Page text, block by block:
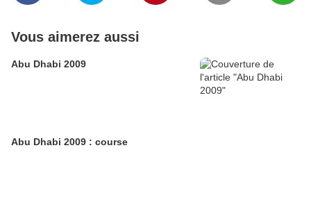
Vous aimerez aussi
Abu Dhabi 2009
Abu Dhabi 2009 : course